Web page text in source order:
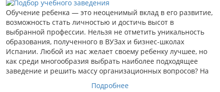
Обучение ребенка — это неоценимый вклад в его развитие,
возможность стать личностью и достичь высот в
выбранной профессии. Нельзя не отметить уникальность
образования, полученного в ВУЗах и бизнес-школах
Испании. Любой из нас желает своему ребенку лучшее, но
как среди многообразия выбрать наиболее подходящее
заведение и решить массу организационных вопросов? На
Подробнее